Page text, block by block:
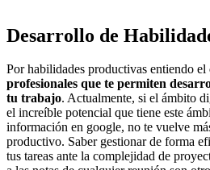
Desarrollo de
Por habilidades productivas entiendo el
profesionales que te permiten
tu trabajo. Actualmente, si el ámbito
el increíble potencial que tiene este
información en google, no te vuelve
productivo. Saber gestionar de forma
tus tareas ante la complejidad de